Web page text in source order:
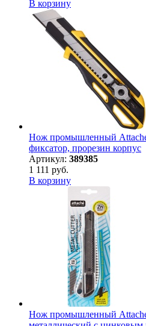
В корзину
Нож промышленный Attache
фиксатор, прорезин корпус
Артикул: 389385
1 111 руб.
В корзину
Нож промышленный